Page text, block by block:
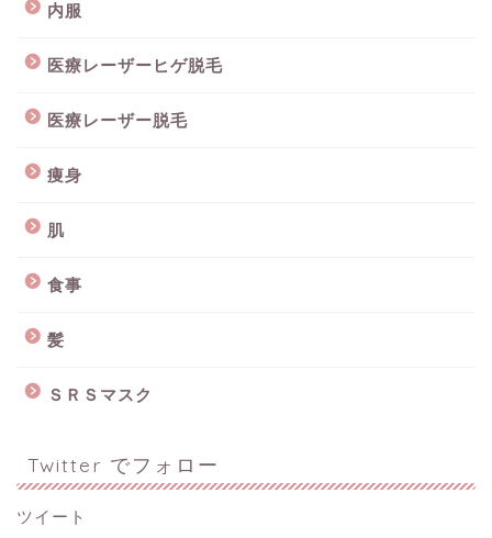
内服
医療レーザーヒゲ脱毛
医療レーザー脱毛
痩身
肌
食事
髪
ＳＲＳマスク
Twitter でフォロー
ツイート